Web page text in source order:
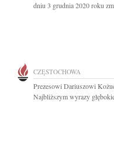
dniu 3 grudnia 2020 roku
CZĘSTOCHOWA
Prezesowi Dariuszowi
Najbliższym wyrazy